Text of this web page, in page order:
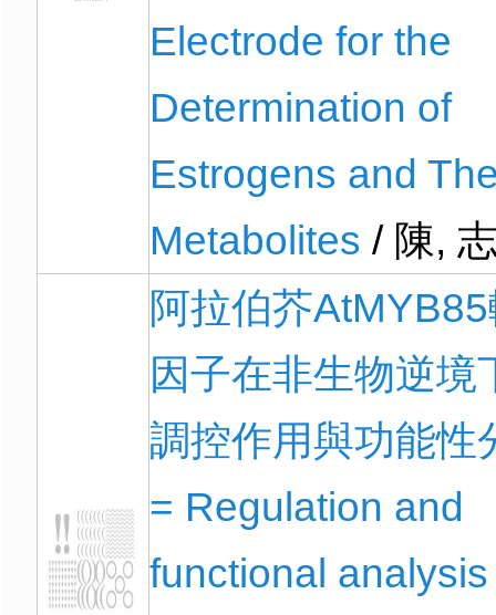
Electrode for the
Determination of
Estrogens and
Metabolites / 陳,
阿拉伯芥
因子在非生物逆境
調控作用與功能性
= Regulation and
functional